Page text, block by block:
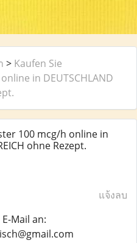
> Kaufen Sie
in DEUTSCHLAND
100 mcg/h online in
ohne Rezept.
แจ้งลบ
Mail an: